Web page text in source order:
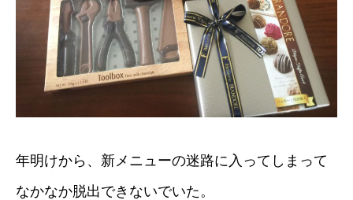
年明けから、新メニューの迷路に入ってしまって
なかなか脱出できないでいた。